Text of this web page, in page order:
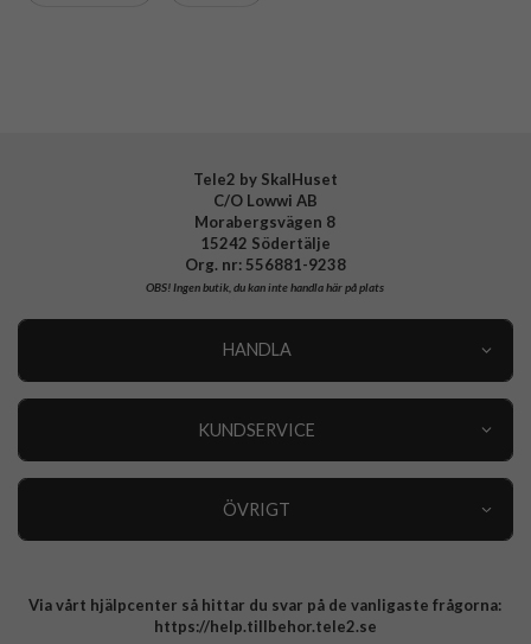
Tele2 by SkalHuset
C/O Lowwi AB
Morabergsvägen 8
15242 Södertälje
Org. nr: 556881-9238
OBS!Ingen butik, du kan inte handla här på plats
HANDLA
KUNDSERVICE
ÖVRIGT
Integritetspolicy
Via vårt hjälpcenter så hittar du svar på de vanligaste frågorna:
https://help.tillbehor.tele2.se